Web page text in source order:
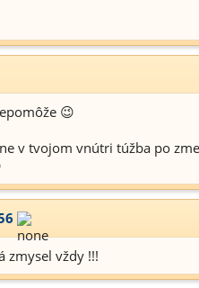
😉
v tvojom vnútri túžba po
zmysel vždy !!!